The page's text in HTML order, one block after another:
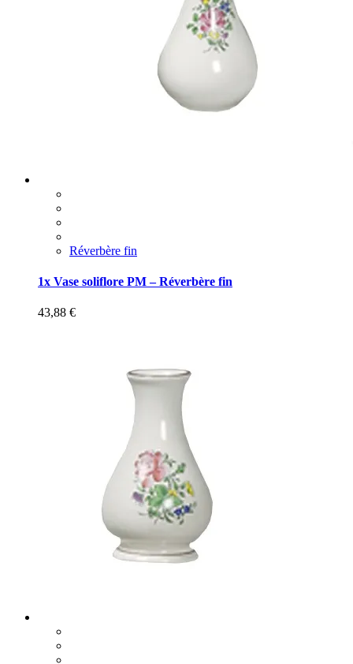
Réverbère fin
1x Vase soliflore PM – Réverbère fin
43,88 €